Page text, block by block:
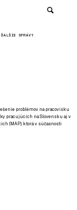
ĎALŠIE SPRÁVY
problémov na pracovisku
pracujúcich na Slovensku aj v
(MAP), ktorá v súčasnosti